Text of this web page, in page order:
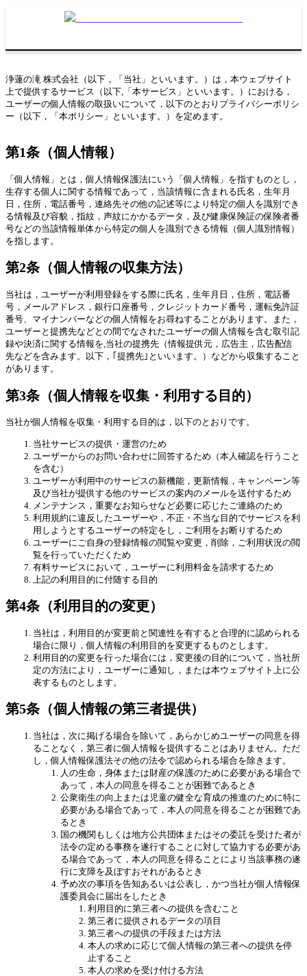
ン
へ
ス
ー
ョ
ン
浄蓮の滝 株式会社（以下，「当社」といいます。）は，本ウェブサイト
上で提供するサービス（以下,「本サービス」といいます。）における，
ユーザーの個人情報の取扱いについて，以下のとおりプライバシーポリシ
ー（以下，「本ポリシー」といいます。）を定めます。
第1条（個人情報）
「個人情報」とは，個人情報保護法にいう「個人情報」を指すものとし，
生存する個人に関する情報であって，当該情報に含まれる氏名，生年月
日，住所，電話番号，連絡先その他の記述等により特定の個人を識別でき
る情報及び容貌，指紋，声紋にかかるデータ，及び健康保険証の保険者番
号などの当該情報単体から特定の個人を識別できる情報（個人識別情報）
を指します。
第2条（個人情報の収集方法）
当社は，ユーザーが利用登録をする際に氏名，生年月日，住所，電話番
号，メールアドレス，銀行口座番号，クレジットカード番号，運転免許証
番号、マイナンバーなどの個人情報をお尋ねすることがあります。また，
ユーザーと提携先などとの間でなされたユーザーの個人情報を含む取引記
録や決済に関する情報を,当社の提携先（情報提供元，広告主，広告配信
先などを含みます。以下，｢提携先｣といいます。）などから収集すること
があります。
第3条（個人情報を収集・利用する目的）
当社が個人情報を収集・利用する目的は，以下のとおりです。
当社サービスの提供・運営のため
ユーザーからのお問い合わせに回答するため（本人確認を行うこと
を含む）
ユーザーが利用中のサービスの新機能，更新情報，キャンペーン等
及び当社が提供する他のサービスの案内のメールを送付するため
メンテナンス，重要なお知らせなど必要に応じたご連絡のため
利用規約に違反したユーザーや，不正・不当な目的でサービスを利
用しようとするユーザーの特定をし，ご利用をお断りするため
ユーザーにご自身の登録情報の閲覧や変更，削除，ご利用状況の閲
覧を行っていただくため
有料サービスにおいて，ユーザーに利用料金を請求するため
上記の利用目的に付随する目的
第4条（利用目的の変更）
当社は，利用目的が変更前と関連性を有すると合理的に認められる
場合に限り，個人情報の利用目的を変更するものとします。
利用目的の変更を行った場合には，変更後の目的について，当社所
定の方法により，ユーザーに通知し，または本ウェブサイト上に公
表するものとします。
第5条（個人情報の第三者提供）
当社は，次に掲げる場合を除いて，あらかじめユーザーの同意を得
ることなく，第三者に個人情報を提供することはありません。ただ
し，個人情報保護法その他の法令で認められる場合を除きます。
人の生命，身体または財産の保護のために必要がある場合で
あって，本人の同意を得ることが困難であるとき
公衆衛生の向上または児童の健全な育成の推進のために特に
必要がある場合であって，本人の同意を得ることが困難であ
るとき
国の機関もしくは地方公共団体またはその委託を受けた者が
法令の定める事務を遂行することに対して協力する必要があ
る場合であって，本人の同意を得ることにより当該事務の遂
行に支障を及ぼすおそれがあるとき
予め次の事項を告知あるいは公表し，かつ当社が個人情報保
護委員会に届出をしたとき
利用目的に第三者への提供を含むこと
第三者に提供されるデータの項目
第三者への提供の手段または方法
本人の求めに応じて個人情報の第三者への提供を停
止すること
本人の求めを受け付ける方法